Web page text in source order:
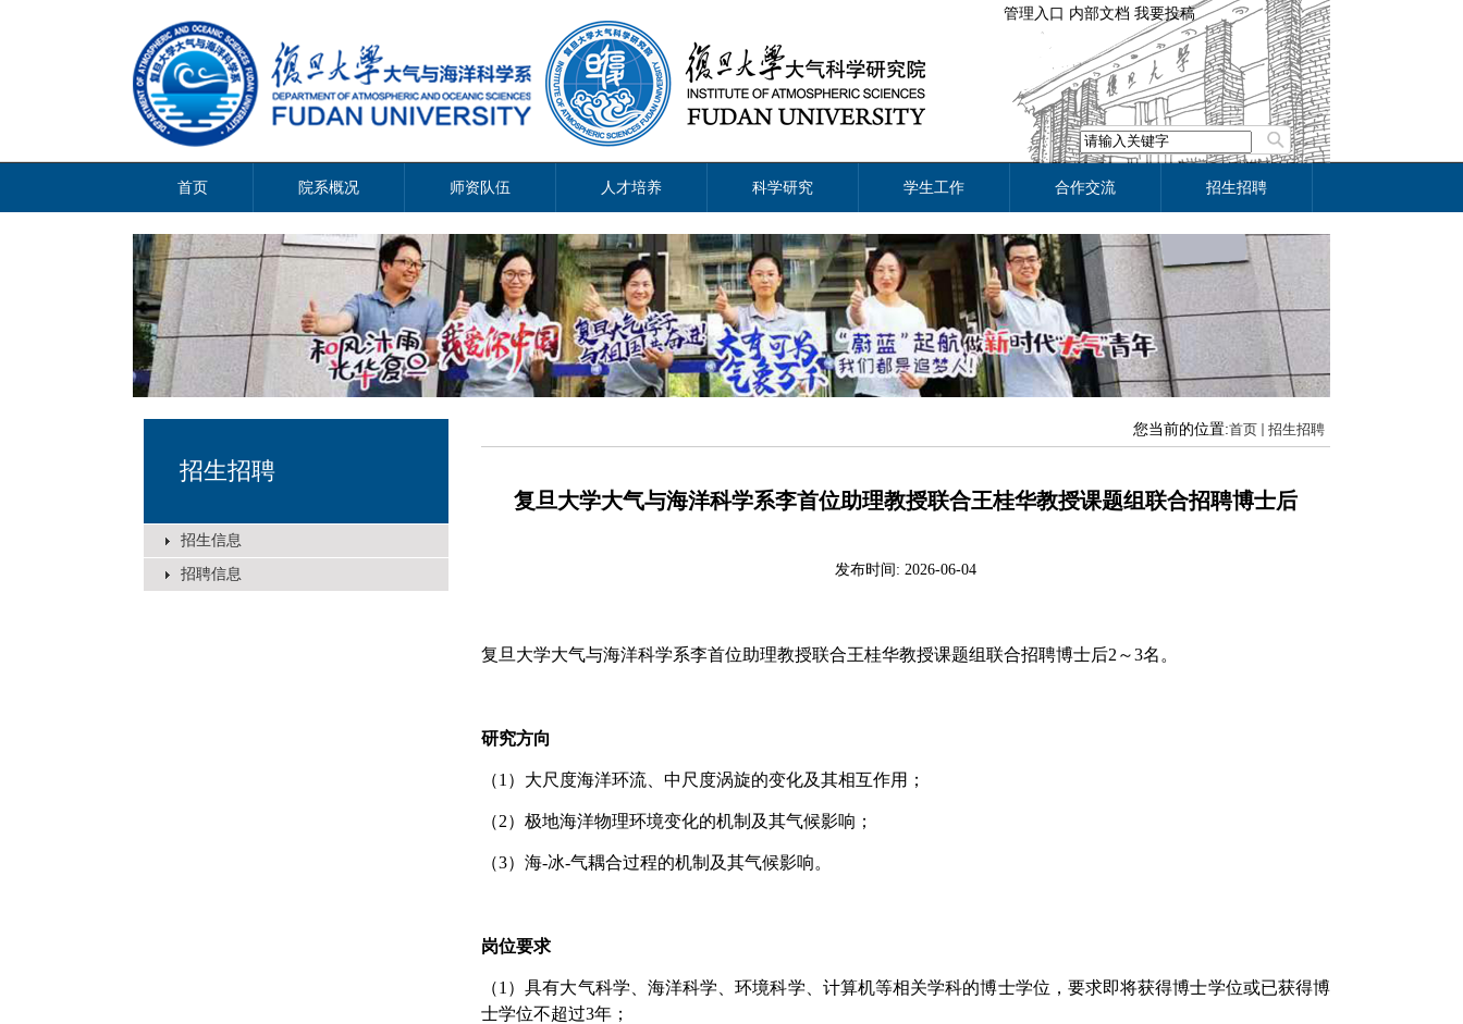
管理入口 内部文档 我要投稿
首页 院系概况 师资队伍 人才培养 科学研究 学生工作 合作交流 招生招聘
招生招聘
招生信息
招聘信息
您当前的位置:首页 招生招聘
复旦大学大气与海洋科学系李首位助理教授联合王桂华教授课题组联合招聘博士后
发布时间: 2026-06-04
复旦大学大气与海洋科学系李首位助理教授联合王桂华教授课题组联合招聘博士后2 ～3名。
研究方向
（1 ）大尺度海洋环流、中尺度涡旋的变化及其相互作用；
（2）极地海洋物理环境变化的机制及其气候影响；
（3）海-冰-气耦合过程的机制及其气候影响。
岗位要求
（1 ）具有大气科学、海洋科学、环境科学、计算机等相关学科的博士学位，要求即将获得博士学位或已获得博
士学位不超过3年；